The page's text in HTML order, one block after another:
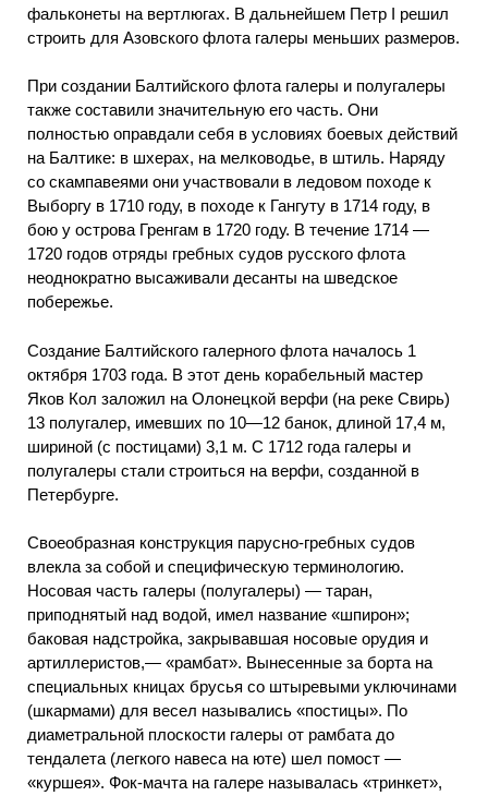
фальконеты на вертлюгах. В дальнейшем Петр I решил
строить для Азовского флота галеры меньших размеров.
При создании Балтийского флота галеры и полугалеры
также составили значительную его часть. Они
полностью оправдали себя в условиях боевых действий
на Балтике: в шхерах, на мелководье, в штиль. Наряду
со скампавеями они участвовали в ледовом походе к
Выборгу в 1710 году, в походе к Гангуту в 1714 году, в
бою у острова Гренгам в 1720 году. В течение 1714 —
1720 годов отряды гребных судов русского флота
неоднократно высаживали десанты на шведское
побережье.
Создание Балтийского галерного флота началось 1
октября 1703 года. В этот день корабельный мастер
Яков Кол заложил на Олонецкой верфи (на реке Свирь)
13 полугалер, имевших по 10—12 банок, длиной 17,4 м,
шириной (с постицами) 3,1 м. С 1712 года галеры и
полугалеры стали строиться на верфи, созданной в
Петербурге.
Своеобразная конструкция парусно-гребных судов
влекла за собой и специфическую терминологию.
Носовая часть галеры (полугалеры) — таран,
приподнятый над водой, имел название «шпирон»;
баковая надстройка, закрывавшая носовые орудия и
артиллеристов,— «рамбат». Вынесенные за борта на
специальных кницах брусья со штыревыми уключинами
(шкармами) для весел назывались «постицы». По
диаметральной плоскости галеры от рамбата до
тендалета (легкого навеса на юте) шел помост —
«куршея». Фок-мачта на галере называлась «тринкет»,